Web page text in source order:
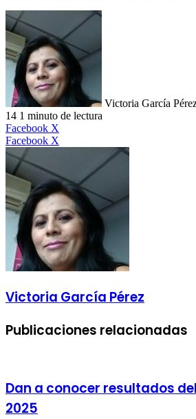
Victoria García
14 1 minuto de lectura
Facebook X
Facebook X
electrónico
Victoria García Pérez
Publicaciones relacionadas
Dan a conocer resultados
2025